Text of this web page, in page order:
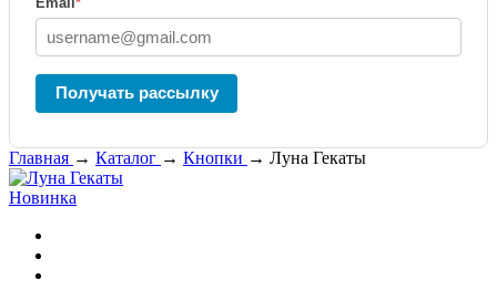
Получать рассылку
Главная → Каталог → Кнопки → Луна Гекаты
Новинка